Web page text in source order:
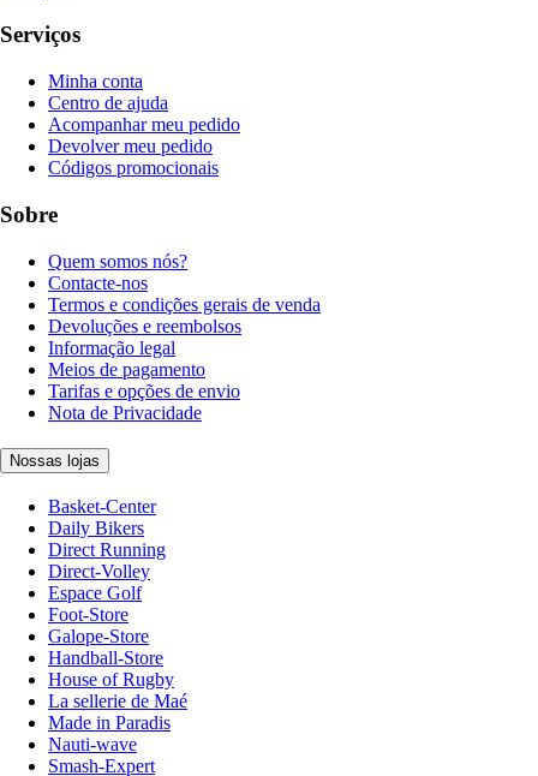
Serviços
Minha conta
Centro de ajuda
Acompanhar meu pedido
Devolver meu pedido
Códigos promocionais
Sobre
Quem somos nós?
Contacte-nos
Termos e condições gerais de venda
Devoluções e reembolsos
Informação legal
Meios de pagamento
Tarifas e opções de envio
Nota de Privacidade
Nossas lojas
Basket-Center
Daily Bikers
Direct Running
Direct-Volley
Espace Golf
Foot-Store
Galope-Store
Handball-Store
House of Rugby
La sellerie de Maé
Made in Paradis
Nauti-wave
Smash-Expert